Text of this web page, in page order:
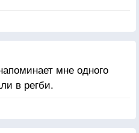
мне одного
в регби.